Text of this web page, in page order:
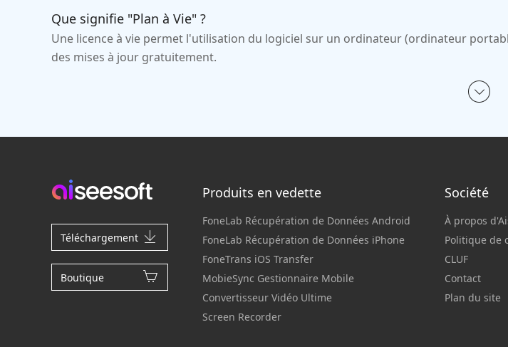
Que signifie "Plan à Vie" ?
Une licence à vie permet l'utilisation du logiciel sur un ordinateur (ordinateur
des mises à jour gratuitement.
Téléchargement
Boutique
Produits en vedette
FoneLab Récupération de Données Android
FoneLab Récupération de Données iPhone
FoneTrans iOS Transfer
MobieSync Gestionnaire Mobile
Convertisseur Vidéo Ultime
Screen Recorder
Société
À propos
Politique de
CLUF
Contact
Plan du site